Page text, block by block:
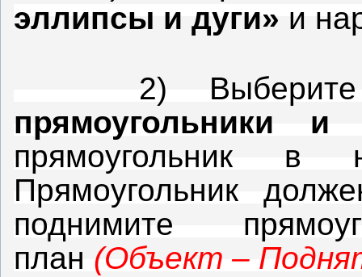
эллипсы и дуги» и
2) Выберите
прямоугольники и
прямоугольник в
Прямоугольник
поднимите
план (Объект –